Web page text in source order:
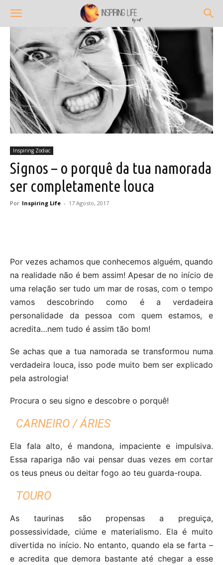
Inspiring Zodiac
Signos – o porquê da tua namorada
ser completamente louca
Por Inspiring Life - 17 Agosto, 2017
Por vezes achamos que conhecemos alguém, quando
na realidade não é bem assim! Apesar de no início de
uma relação ser tudo um mar de rosas, com o tempo
vamos descobrindo como é a verdadeira
personalidade da pessoa com quem estamos, e
acredita…nem tudo é assim tão bom!
Se achas que a tua namorada se transformou numa
verdadeira louca, isso pode muito bem ser explicado
pela astrologia!
Procura o seu signo e descobre o porquê!
CARNEIRO / ÁRIES
Ela fala alto, é mandona, impaciente e impulsiva.
Essa rapariga não vai pensar duas vezes em cortar
os teus pneus ou deitar fogo ao teu guarda-roupa.
TOURO
As taurinas são propensas a preguiça,
possessividade, ciúme e materialismo. Ela é muito
divertida no início. No entanto, quando ela se farta –
e acredita que demora bastante até chegar a esse